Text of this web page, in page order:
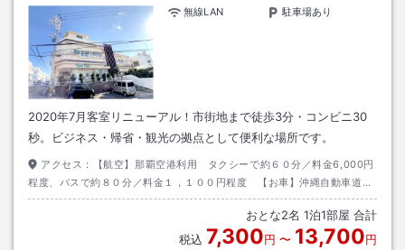
無線LAN
駐車場あり
2020年7月客室リニューアル！市街地まで徒歩3分・コンビニ30
秒。ビジネス・帰省・観光の拠点として便利な場所です。
アクセス：
【航空】那覇空港利用 タクシーで約６０分／料金6,000円
程度、バスで約８０分／料金１，１００円程度 【お車】沖縄自動車道沖
縄南ＩＣより車で５分程度。
おとな2名 1泊1部屋 合計
税込 7,300円 〜 13,700円